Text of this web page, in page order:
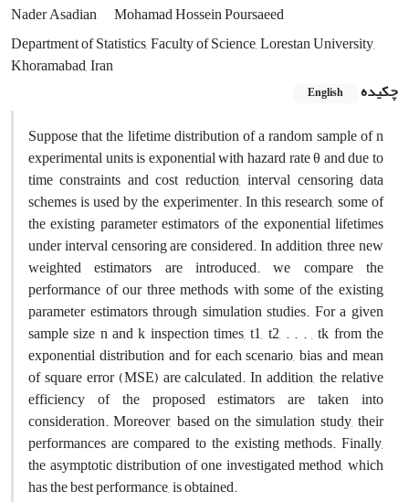
Nader Asadian
Mohamad Hossein Poursaeed
Department of Statistics, Faculty of Science, Lorestan University,
Khoramabad, Iran
چکیده
English
Suppose that the lifetime distribution of a random sample of n
experimental units is exponential with hazard rate θ and due to
time constraints and cost reduction, interval censoring data
schemes is used by the experimenter. In this research, some of
the existing parameter estimators of the exponential lifetimes
under interval censoring are considered. In addition, three new
weighted estimators are introduced. we compare the
performance of our three methods with some of the existing
parameter estimators through simulation studies. For a given
sample size n and k inspection times, t1, t2, . . . , tk from the
exponential distribution and for each scenario, bias and mean
of square error (MSE) are calculated. In addition, the relative
efficiency of the proposed estimators are taken into
consideration. Moreover, based on the simulation study, their
performances are compared to the existing methods. Finally,
the asymptotic distribution of one investigated method, which
has the best performance, is obtained.